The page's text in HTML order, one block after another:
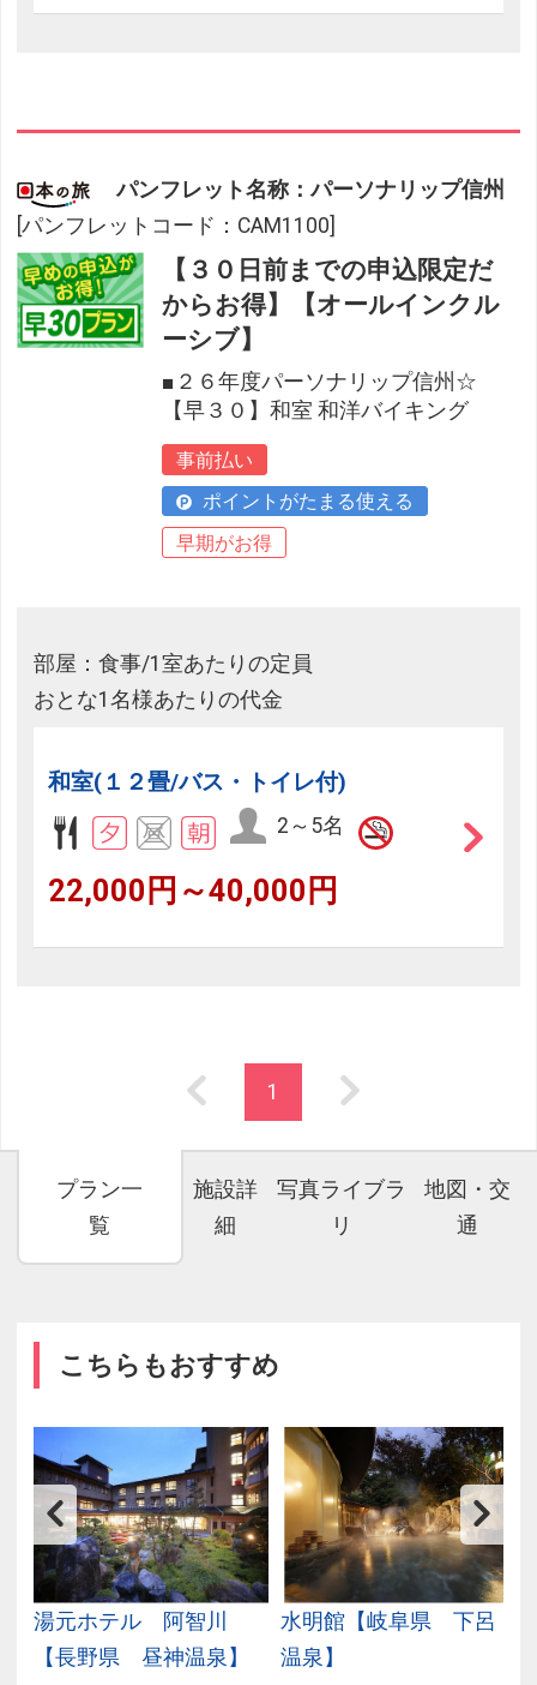
パンフレット名称：パーソナリップ信州
[パンフレットコード：CAM1100]
【３０日前までの申込限定だ
からお得】【オールインクル
ーシブ】
■２６年度パーソナリップ信州☆
【早３０】和室 和洋バイキング
事前払い
ポイントがたまる使える
早期がお得
部屋：食事/1室あたりの定員
おとな1名様あたりの代金
和室(１２畳/バス・トイレ付)
2～5名
22,000円～40,000円
1
プラン一
覧
施設詳
細
写真ライブラ
リ
地図・交
通
こちらもおすすめ
湯元ホテル 阿智川
【長野県 昼神温泉】
水明館【岐阜県 下呂
温泉】